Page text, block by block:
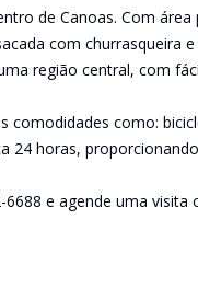
de Canoas. Com área
com churrasqueira e
região central, com
comodidades como:
24 horas,
e agende uma visita